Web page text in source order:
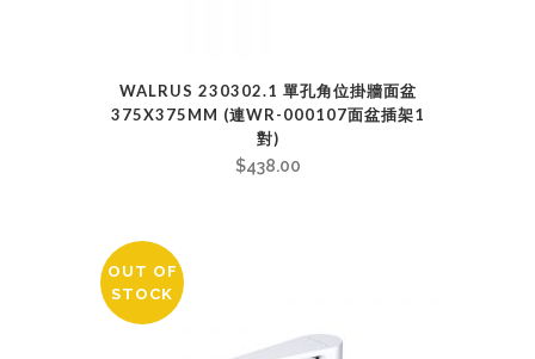
WALRUS 230302.1 單孔角位掛牆面盆
375X375MM (連WR-000107面盆插架1
對)
$438.00
OUT OF
STOCK